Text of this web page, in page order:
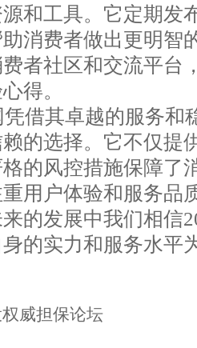
和工具。它定期发
消费者做出更明智
者社区和交流平台
得。
凭借其卓越的服务和
的选择。它不仅提
的风控措施保障了
用户体验和服务品
的发展中我们相信
的实力和服务水平
威担保论坛